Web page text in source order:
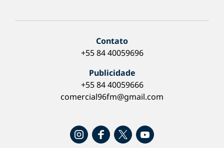
Contato
+55 84 40059696
Publicidade
+55 84 40059666
comercial96fm@gmail.com